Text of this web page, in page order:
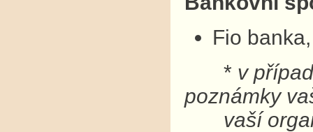
Fio
* v
poznámky
vaší